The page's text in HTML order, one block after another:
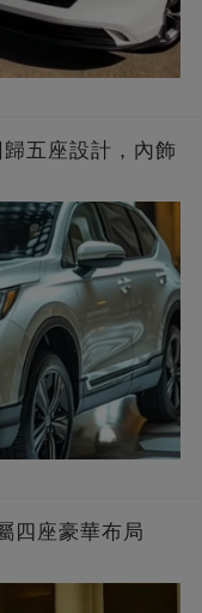
五座設計，內飾
四座豪華布局